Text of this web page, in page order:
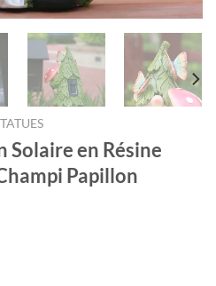
Solaire en Résine
Papillon